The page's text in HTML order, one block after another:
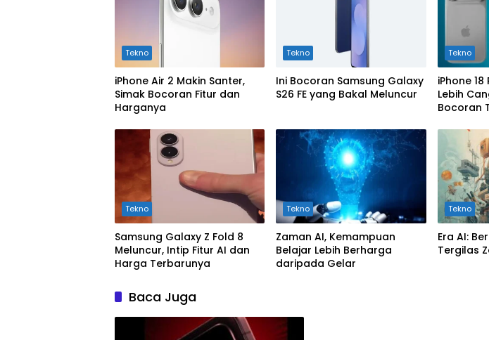
Tekno
iPhone Air 2 Makin Santer,
Simak Bocoran Fitur dan
Harganya
Tekno
Ini Bocoran Samsung Galaxy
S26 FE yang Bakal Meluncur
Tekno
iPhone
Lebih
Bocoran
Tekno
Samsung Galaxy Z Fold 8
Meluncur, Intip Fitur AI dan
Harga Terbarunya
Tekno
Zaman AI, Kemampuan
Belajar Lebih Berharga
daripada Gelar
Tekno
Era AI:
Tergilas
Baca Juga